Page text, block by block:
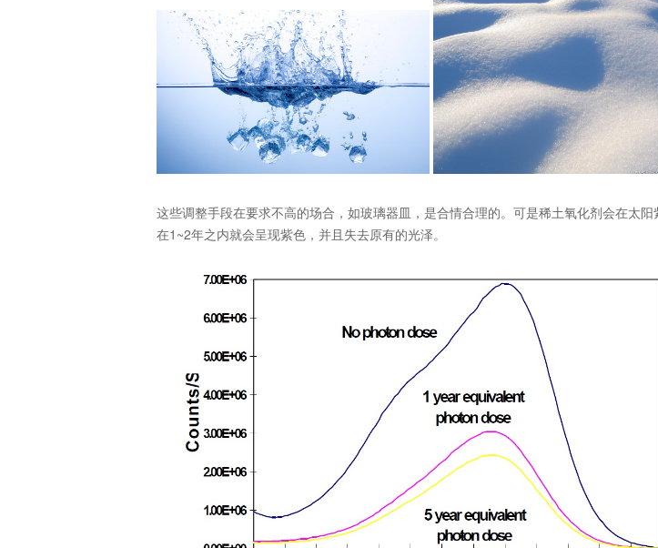
这些调整手段在要求不高的场合，如玻璃器皿，是合情合理的。可是稀土氧化剂会在太
在1~2年之内就会呈现紫色，并且失去原有的光泽。